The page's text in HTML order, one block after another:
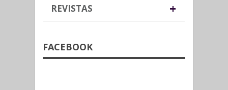
REVISTAS +
FACEBOOK